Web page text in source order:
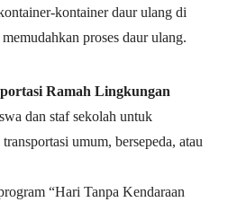
kontainer daur ulang di
proses daur ulang.
Ramah Lingkungan
dan staf sekolah untuk
umum, bersepeda, atau
“Hari Tanpa Kendaraan